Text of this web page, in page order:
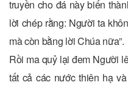
truyền cho đá này biến
lời chép rằng: Người ta
mà còn bằng lời Chúa nữa”.
Rồi ma quỷ lại đem Người
tất cả các nước thiên hạ